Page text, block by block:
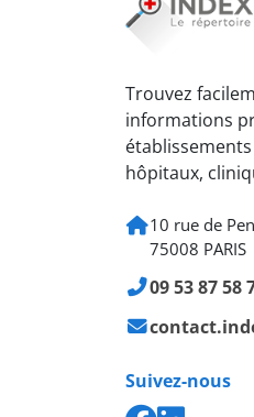
Trouvez
informations
établissements
hôpitaux,
10 rue de
75008 PARIS
09 53 87 58
Suivez-nous